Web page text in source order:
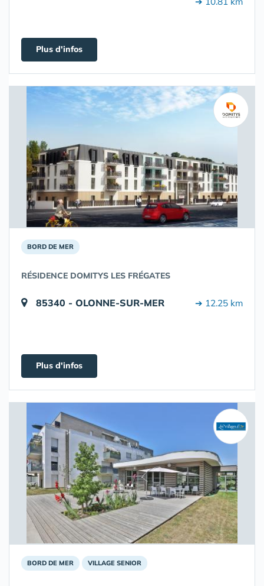
Plus d'infos
BORD DE MER
RÉSIDENCE DOMITYS LES FRÉGATES
85340 - OLONNE-SUR-MER ➔ 12.25 km
Plus d'infos
BORD DE MER VILLAGE SENIOR